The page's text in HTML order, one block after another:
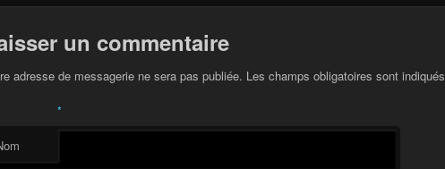
un commentaire
adresse de messagerie ne sera pas publiée. Les champs obligatoires sont
*